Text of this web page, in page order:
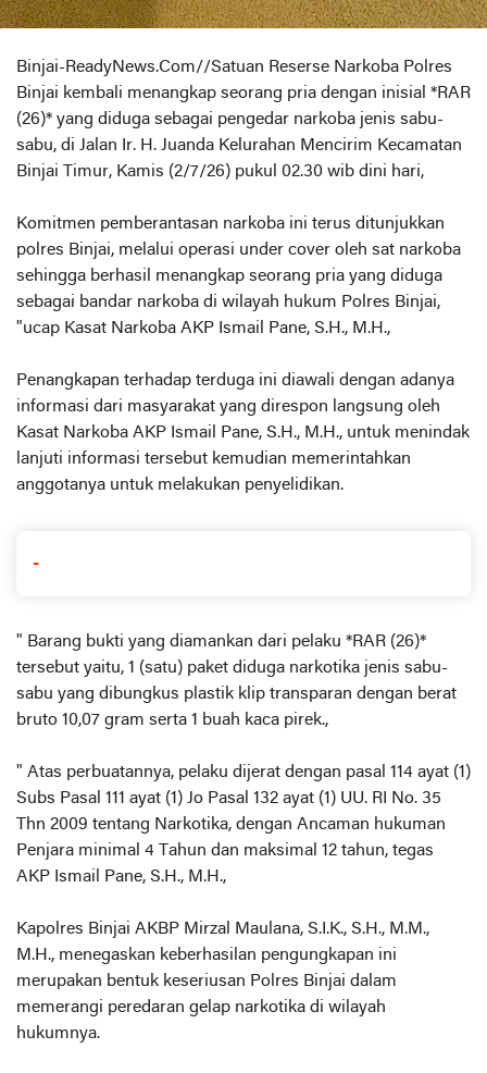
Binjai-ReadyNews.Com//Satuan Reserse Narkoba Polres
Binjai kembali menangkap seorang pria dengan inisial *RAR
(26)* yang diduga sebagai pengedar narkoba jenis sabu-
sabu, di Jalan Ir. H. Juanda Kelurahan Mencirim Kecamatan
Binjai Timur, Kamis (2/7/26) pukul 02.30 wib dini hari,
Komitmen pemberantasan narkoba ini terus ditunjukkan
polres Binjai, melalui operasi under cover oleh sat narkoba
sehingga berhasil menangkap seorang pria yang diduga
sebagai bandar narkoba di wilayah hukum Polres Binjai,
"ucap Kasat Narkoba AKP Ismail Pane, S.H., M.H.,
Penangkapan terhadap terduga ini diawali dengan adanya
informasi dari masyarakat yang direspon langsung oleh
Kasat Narkoba AKP Ismail Pane, S.H., M.H., untuk menindak
lanjuti informasi tersebut kemudian memerintahkan
anggotanya untuk melakukan penyelidikan.
-
" Barang bukti yang diamankan dari pelaku *RAR (26)*
tersebut yaitu, 1 (satu) paket diduga narkotika jenis sabu-
sabu yang dibungkus plastik klip transparan dengan berat
bruto 10,07 gram serta 1 buah kaca pirek.,
" Atas perbuatannya, pelaku dijerat dengan pasal 114 ayat (1)
Subs Pasal 111 ayat (1) Jo Pasal 132 ayat (1) UU. RI No. 35
Thn 2009 tentang Narkotika, dengan Ancaman hukuman
Penjara minimal 4 Tahun dan maksimal 12 tahun, tegas
AKP Ismail Pane, S.H., M.H.,
Kapolres Binjai AKBP Mirzal Maulana, S.I.K., S.H., M.M.,
M.H., menegaskan keberhasilan pengungkapan ini
merupakan bentuk keseriusan Polres Binjai dalam
memerangi peredaran gelap narkotika di wilayah
hukumnya.